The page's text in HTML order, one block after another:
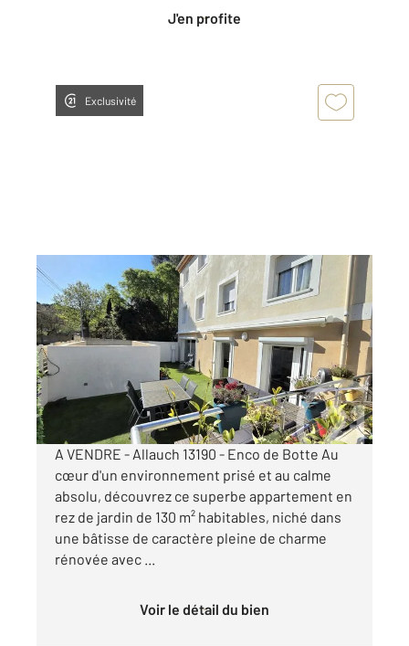
J'en profite
Exclusivité
ALLAUCH 13
130 m2, 5 pièces
Ref : 3766
Appartement F5 à vendre
499 000 €
Visiter le site dédié
A VENDRE - Allauch 13190 - Enco de Botte Au
cœur d'un environnement prisé et au calme
absolu, découvrez ce superbe appartement en
rez de jardin de 130 m² habitables, niché dans
une bâtisse de caractère pleine de charme
rénovée avec ...
Voir le détail du bien